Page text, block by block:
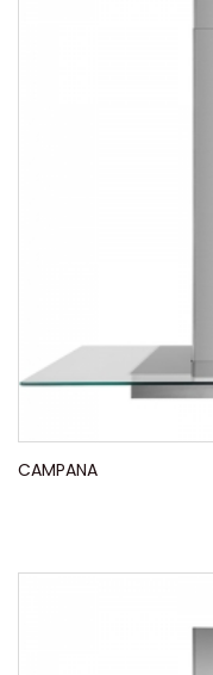
CAMPANA